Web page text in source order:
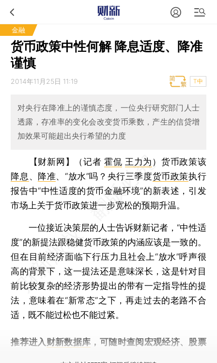
金融
货币政策中性何解 降息适度、降准
谨慎
2014年11月25日 11:19 T中
对央行在降准上的谨慎态度，一位央行研究部门人士
透露，存准率的变化会改变货币乘数，产生的信贷增
加效果可能超出央行希望的力度
【财新网】（记者霍侃 王力为 ） 货币政策该
降息 、 降准、“放水”吗？央行三季度货币政策执行
报告中“中性适度的货币金融环境”的新表述，引发
市场上关于货币政策进一步宽松的预期升温。
一位接近决策层的人士告诉财新记者，“中性适
度”的新提法跟稳健货币政策的内涵应该是一致的。
但在目前经济面临下行压力且社会上“放水”呼声很
高的背景下，这一提法还是意味深长，这是针对目
前比较复杂的经济形势提出的带有一定指导性的提
法，意味着在“新常态”之下，再走过去的老路不合
适，既不能过松也不能过紧。
推荐进入 财新数据库 ，可随时查阅宏观经济、股票